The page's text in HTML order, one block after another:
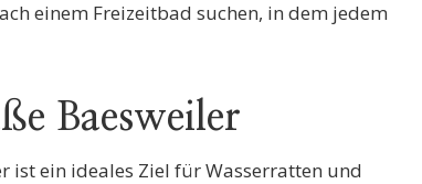
einem Freizeitbad suchen, in dem jedem
Baesweiler
ist ein ideales Ziel für Wasserratten und